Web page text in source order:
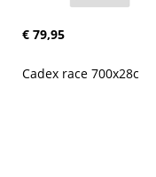
€ 79,95
Cadex race 700x28c